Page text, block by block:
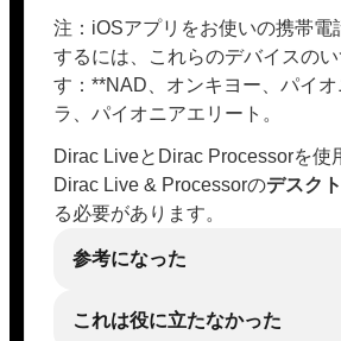
注：iOSアプリをお使いの携帯電
するには、これらのデバイスの
す：**NAD、オンキヨー、パイ
ラ、パイオニアエリート。
Dirac LiveとDirac Processorを使
Dirac Live & Processorのデスク
る必要があります。
参考になった
これは役に立たなかった